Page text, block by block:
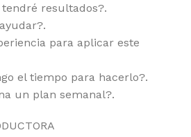
resultados?.
para aplicar este
el tiempo para hacerlo?.
un plan semanal?.